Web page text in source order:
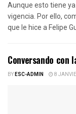
Aunque esto tiene
vigencia. Por ello,
que le hice a Felipe
Conversando con
BYESC-ADMIN 8